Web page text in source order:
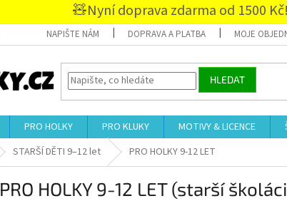
🧸Nyní doprava zdarma od 1500
NAPIŠTE NÁM DOPRAVA A PLATBA MOJE
HLEDAT
PRO HOLKY PRO KLUKY MOTIVY & LICENCE
STARŠÍ DĚTI 9–12 let PRO HOLKY 9-12 LET
PRO HOLKY 9-12 LET (starší